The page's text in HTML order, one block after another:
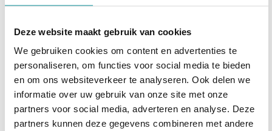
Deze website maakt gebruik van cookies
We gebruiken cookies om content en advertenties te
personaliseren, om functies voor social media te bieden
en om ons websiteverkeer te analyseren. Ook delen we
informatie over uw gebruik van onze site met onze
partners voor social media, adverteren en analyse. Deze
partners kunnen deze gegevens combineren met andere
Dreumex Expert Wipes
zoals verf, lijm, inkt, kit, olie en vet van handen,
gereedschappen en oppervlakken zonder dat water
nodig is. De compacte, gemakkelijk mee te nemen
verpakking maakt ze ideaal voor veeleisende
werkomgevingen, terwijl het gebruik van 100%
gerecyclede en recyclebare materialen, samen met